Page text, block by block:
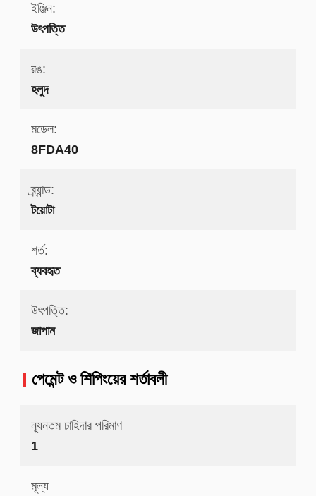
ইঞ্জিন:
উৎপত্তি
রঙ:
হলুদ
মডেল:
8FDA40
ব্র্যান্ড:
টয়োটা
শর্ত:
ব্যবহৃত
উৎপত্তি:
জাপান
পেমেন্ট ও শিপিংয়ের শর্তাবলী
ন্যূনতম চাহিদার পরিমাণ
1
মূল্য